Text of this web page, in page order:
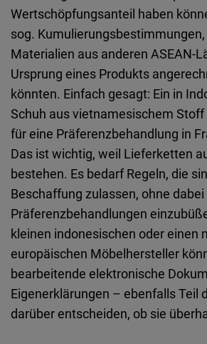
Wertschöpfungsanteil haben
sog.
Materialien aus anderen ASEAN‑
Ursprung eines Produkts
könnten. Einfach gesagt: Ein in
Schuh aus vietnamesischem
für eine Präferenzbehandlung in
Das ist wichtig, weil Lieferketten
bestehen. Es bedarf Regeln, die
Beschaffung zulassen, ohne
Präferenzbehandlungen
kleinen indonesischen oder einen
europäischen Möbelhersteller
bearbeitende elektronische
Eigenerklärungen – ebenfalls Teil
darüber entscheiden, ob sie